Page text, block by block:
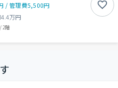
/管理費5,500円
万円
/ 2階